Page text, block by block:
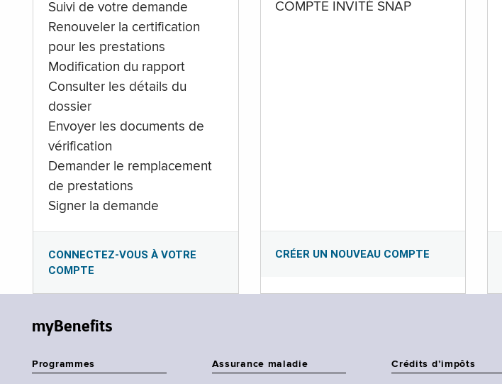
Suivi de votre demande
Renouveler la certification
pour les prestations
Modification du rapport
Consulter les détails du
dossier
Envoyer les documents de
vérification
Demander le remplacement
de prestations
Signer la demande
CONNECTEZ-VOUS À VOTRE
COMPTE
COMPTE INVITÉ SNAP
CRÉER UN NOUVEAU COMPTE
myBenefits
Programmes Assurance maladie Crédits d’impôts